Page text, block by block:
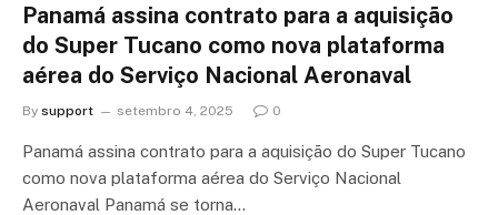
Panamá assina contrato para a aquisição
do Super Tucano como nova plataforma
aérea do Serviço Nacional Aeronaval
By support setembro 4, 2025 0
Panamá assina contrato para a aquisição do Super Tucano
como nova plataforma aérea do Serviço Nacional
Aeronaval Panamá se torna…